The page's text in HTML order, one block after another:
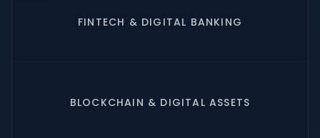
FINTECH & DIGITAL BANKING
BLOCKCHAIN & DIGITAL ASSETS